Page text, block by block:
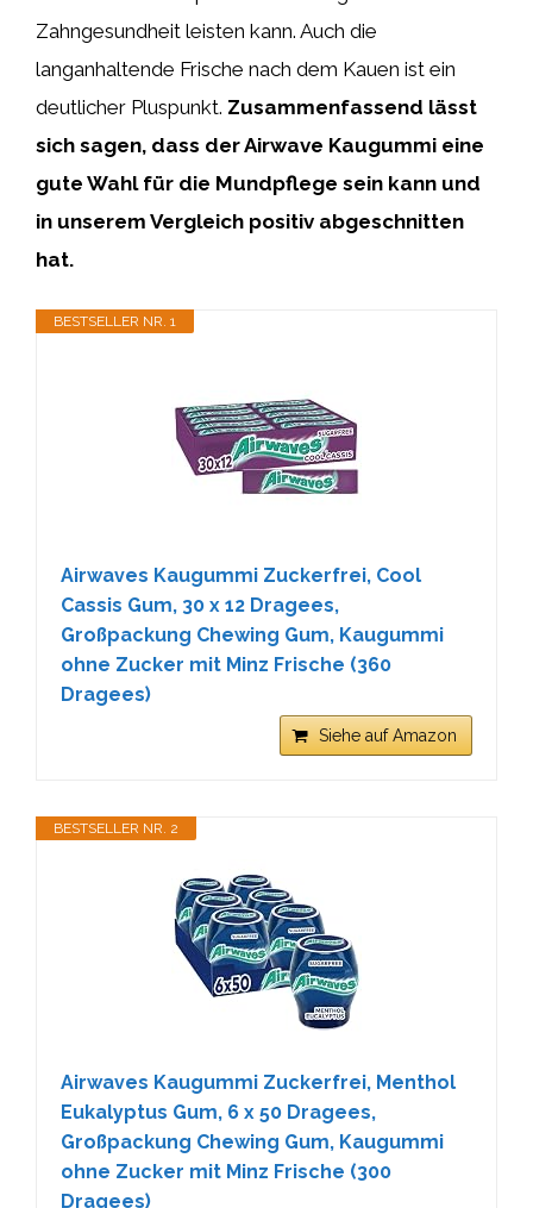
Zahngesundheit leisten kann. Auch die
langanhaltende Frische nach dem Kauen ist ein
deutlicher Pluspunkt. Zusammenfassend lässt
sich sagen, dass der Airwave Kaugummi eine
gute Wahl für die Mundpflege sein kann und
in unserem Vergleich positiv abgeschnitten
hat.
BESTSELLER NR. 1
Airwaves Kaugummi Zuckerfrei, Cool
Cassis Gum, 30 x 12 Dragees,
Großpackung Chewing Gum, Kaugummi
ohne Zucker mit Minz Frische (360
Dragees)
Siehe auf Amazon
BESTSELLER NR. 2
Airwaves Kaugummi Zuckerfrei, Menthol
Eukalyptus Gum, 6 x 50 Dragees,
Großpackung Chewing Gum, Kaugummi
ohne Zucker mit Minz Frische (300
Dragees)